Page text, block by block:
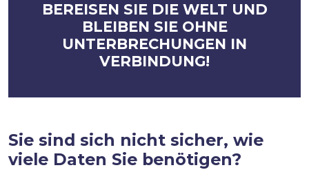
BEREISEN SIE DIE WELT UND
BLEIBEN SIE OHNE
UNTERBRECHUNGEN IN
VERBINDUNG!
Sie sind sich nicht sicher, wie
viele Daten Sie benötigen?